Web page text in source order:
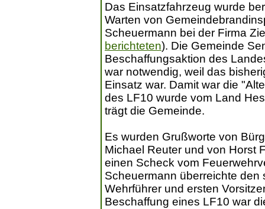
Das Einsatzfahrzeug wurde
Warten von
Scheuermann bei der Firma
berichteten). Die Gemeinde
Beschaffungsaktion des
war notwendig, weil das
Einsatz war. Damit war die
des LF10 wurde vom Land
trägt die Gemeinde.
Es wurden Grußworte von
Michael Reuter und von Horst
einen Scheck vom
Scheuermann überreichte
Wehrführer und ersten
Beschaffung eines LF10 war